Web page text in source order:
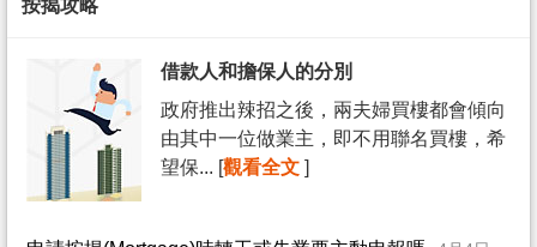
按揭攻略
借款人和擔保人的分別
政府推出辣招之後，兩夫婦買樓都會傾向
由其中一位做業主，即不用聯名買樓，希
望保... [觀看全文 ]